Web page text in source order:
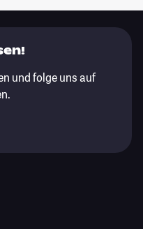
und folge uns auf